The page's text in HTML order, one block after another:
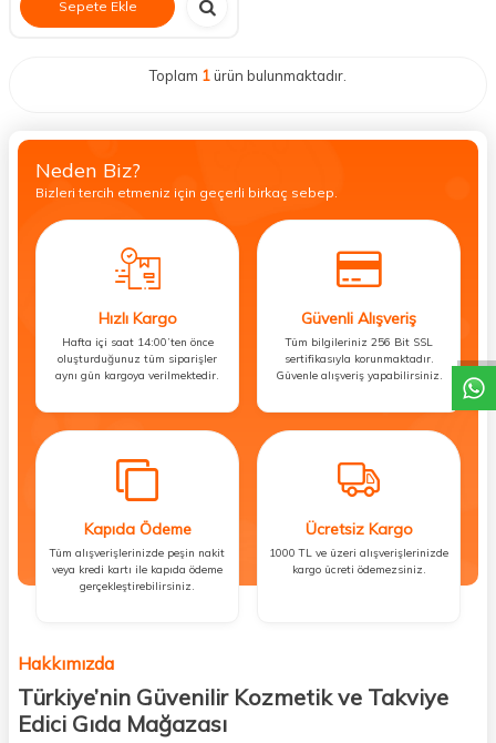
Sepete Ekle
Toplam 1ürün bulunmaktadır.
Neden Biz?
Bizleri tercih etmeniz için geçerli birkaç sebep.
Hızlı Kargo
Hafta içi saat 14:00’ten önce
oluşturduğunuz tüm siparişler
aynı gün kargoya verilmektedir.
Güvenli Alışveriş
Tüm bilgileriniz 256 Bit SSL
sertifikasıyla korunmaktadır.
Güvenle alışveriş yapabilirsiniz.
Kapıda Ödeme
Tüm alışverişlerinizde peşin nakit
veya kredi kartı ile kapıda ödeme
gerçekleştirebilirsiniz.
Ücretsiz Kargo
1000 TL ve üzeri alışverişlerinizde
kargo ücreti ödemezsiniz.
Hakkımızda
Türkiye’nin Güvenilir Kozmetik ve Takviye
Edici Gıda Mağazası